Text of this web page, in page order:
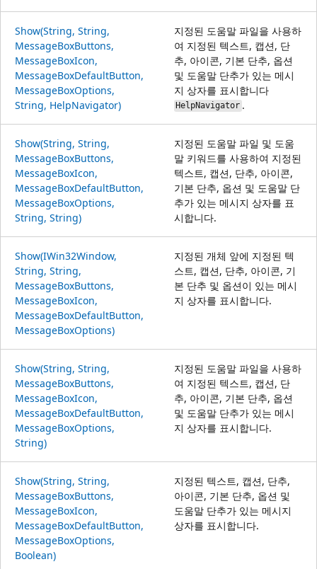
Show(String, String,
MessageBoxButtons,
MessageBoxIcon,
MessageBoxDefaultButton,
MessageBoxOptions,
String, HelpNavigator)
지정된 도움말 파일을 사용하
여 지정된 텍스트, 캡션, 단
추, 아이콘, 기본 단추, 옵션
및 도움말 단추가 있는 메시
지 상자를 표시합니다
HelpNavigator .
Show(String, String,
MessageBoxButtons,
MessageBoxIcon,
MessageBoxDefaultButton,
MessageBoxOptions,
String, String)
지정된 도움말 파일 및 도움
말 키워드를 사용하여 지정된
텍스트, 캡션, 단추, 아이콘,
기본 단추, 옵션 및 도움말 단
추가 있는 메시지 상자를 표
시합니다.
Show(IWin32Window,
String, String,
MessageBoxButtons,
MessageBoxIcon,
MessageBoxDefaultButton,
MessageBoxOptions)
지정된 개체 앞에 지정된 텍
스트, 캡션, 단추, 아이콘, 기
본 단추 및 옵션이 있는 메시
지 상자를 표시합니다.
Show(String, String,
MessageBoxButtons,
MessageBoxIcon,
MessageBoxDefaultButton,
MessageBoxOptions,
String)
지정된 도움말 파일을 사용하
여 지정된 텍스트, 캡션, 단
추, 아이콘, 기본 단추, 옵션
및 도움말 단추가 있는 메시
지 상자를 표시합니다.
Show(String, String,
MessageBoxButtons,
MessageBoxIcon,
MessageBoxDefaultButton,
MessageBoxOptions,
Boolean)
지정된 텍스트, 캡션, 단추,
아이콘, 기본 단추, 옵션 및
도움말 단추가 있는 메시지
상자를 표시합니다.